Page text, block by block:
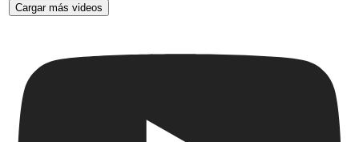
Cargar más videos